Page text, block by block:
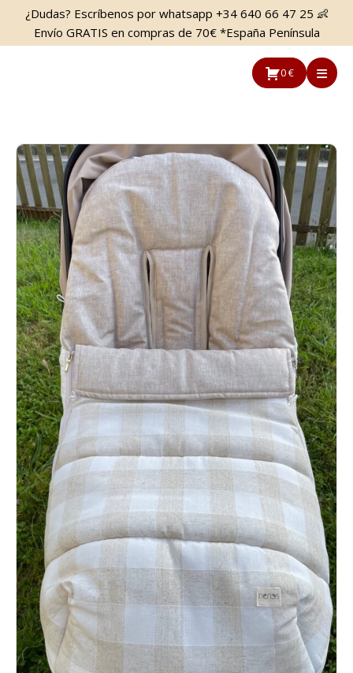
Saltar
contenido
Saltar
la
¿Dudas? Escríbenos por whatsapp +34 640 66 47 25 👶
Envío GRATIS en compras de 70€ *España Península
0 €